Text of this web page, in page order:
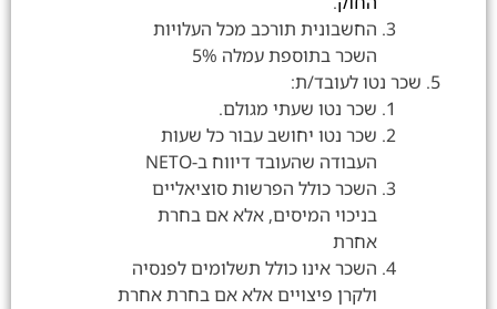
החשבונית תורכב מכל העלויות
השכר בתוספת עמלה 5%
שכר נטו לעובד/ת:
שכר נטו שעתי מגולם.
שכר נטו יחושב עבור כל שעות
העבודה שהעובד דיווח ב-NETO
השכר כולל הפרשות סוציאליים
בניכוי המיסים, אלא אם בחרת
אחרת
השכר אינו כולל תשלומים לפנסיה
ולקרן פיצויים אלא אם בחרת אחרת